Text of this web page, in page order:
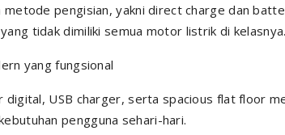
metode pengisian, yakni direct charge dan
tidak dimiliki semua motor listrik di kelasnya.
yang fungsional
digital, USB charger, serta spacious flat floor
pengguna sehari-hari.